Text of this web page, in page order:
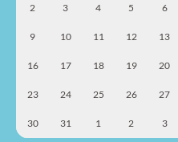
2 3 4 5 6
9 10 11 12 13
16 17 18 19 20
23 24 25 26 27
30 31 1 2 3